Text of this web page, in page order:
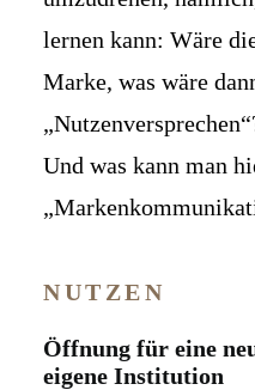
lernen kann: Wäre
Marke, was wäre
Und was kann man
NUTZEN
Öffnung für eine
eigene Institution